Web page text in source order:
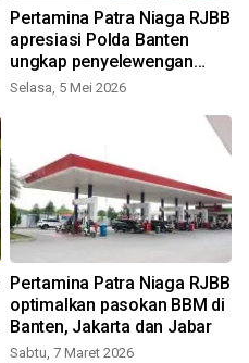
Pertamina Patra Niaga RJBB
apresiasi Polda Banten
ungkap penyelewengan
BBM-LPG subsidi
Selasa, 5 Mei 2026
Pertamina Patra Niaga RJBB
optimalkan pasokan BBM di
Banten, Jakarta dan Jabar
Sabtu, 7 Maret 2026